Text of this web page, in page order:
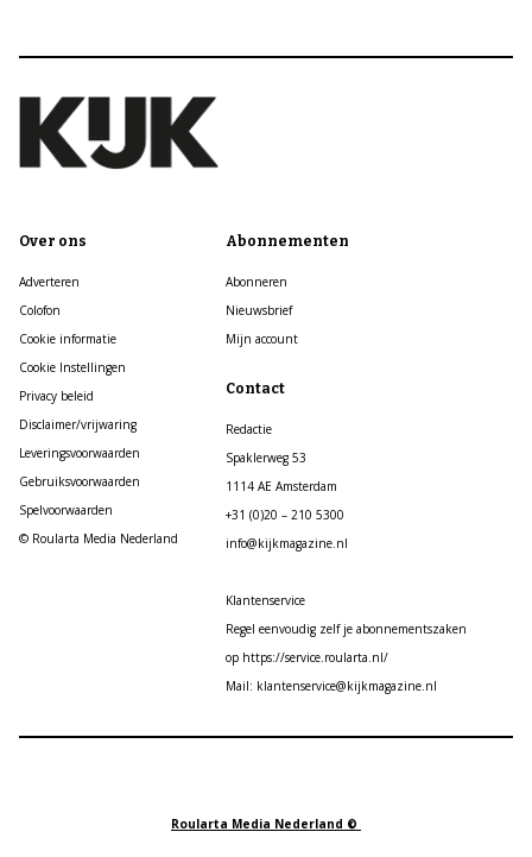
Over ons
Adverteren
Colofon
Cookie informatie
Cookie Instellingen
Privacy beleid
Disclaimer/vrijwaring
Leveringsvoorwaarden
Gebruiksvoorwaarden
Spelvoorwaarden
© Roularta Media Nederland
Abonnementen
Abonneren
Nieuwsbrief
Mijn account
Contact
Redactie
Spaklerweg 53
1114 AE Amsterdam
+31 (0)20 – 210 5300
info@kijkmagazine.nl
Klantenservice
Regel eenvoudig zelf je abonnementszaken
op https://service.roularta.nl/
Mail: klantenservice@kijkmagazine.nl
Roularta Media Nederland ©